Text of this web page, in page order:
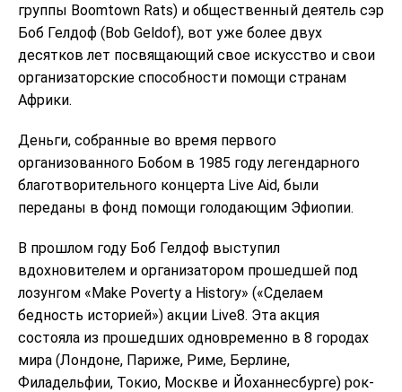
группы Boomtown Rats) и общественный деятель сэр
Боб Гелдоф (Bob Geldof), вот уже более двух
десятков лет посвящающий свое искусство и свои
организаторские способности помощи странам
Африки.
Деньги, собранные во время первого
организованного Бобом в 1985 году легендарного
благотворительного концерта Live Aid, были
переданы в фонд помощи голодающим Эфиопии.
В прошлом году Боб Гелдоф выступил
вдохновителем и организатором прошедшей под
лозунгом «Make Poverty a History» («Сделаем
бедность историей») акции Live8. Эта акция
состояла из прошедших одновременно в 8 городах
мира (Лондоне, Париже, Риме, Берлине,
Филадельфии, Токио, Москве и Йоханнесбурге) рок-